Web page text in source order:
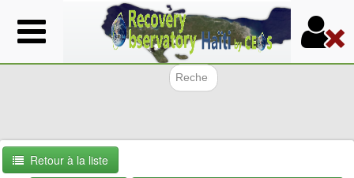
Aller
au
contenu
Retour à la liste